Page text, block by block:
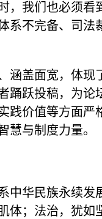
，我们也必须
系不完备、司
涵盖面宽，体
踊跃投稿，为
践价值等方面
慧与制度力量。
中华民族永续
体；法治，犹